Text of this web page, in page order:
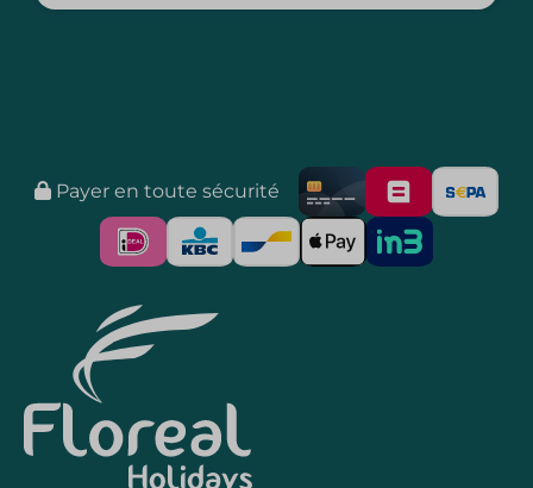
Payer en toute sécurité